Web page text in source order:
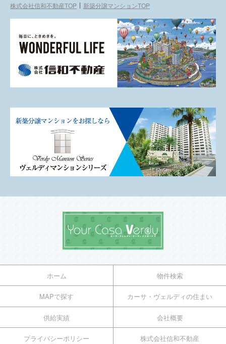
株式会社信和不動産TOP 新築分譲マンションTOP
ホーム 物件検索
MAPで探す カーサ・ヴェルディの住まい
供給実績 会社概要
プライバシーポリシー 株式会社信和不動産